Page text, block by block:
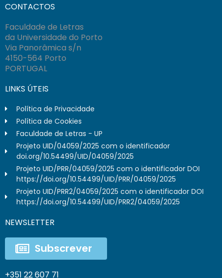
CONTACTOS
Faculdade de Letras
da Universidade do Porto
Via Panorâmica s/n
4150-564 Porto
PORTUGAL
LINKS ÚTEIS
Política de Privacidade
Política de Cookies
Faculdade de Letras - UP
Projeto UID/04059/2025 com o identificador
doi.org/10.54499/UID/04059/2025
Projeto UID/PRR/04059/2025 com o identificador DOI
https://doi.org/10.54499/UID/PRR/04059/2025
Projeto UID/PRR2/04059/2025 com o identificador DOI
https://doi.org/10.54499/UID/PRR2/04059/2025
NEWSLETTER
Subscrever
+351 22 607 71